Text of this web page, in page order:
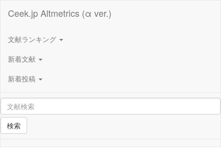
Ceek.jp Altmetrics (α ver.)
文献ランキング
新着文献
新着投稿
検索